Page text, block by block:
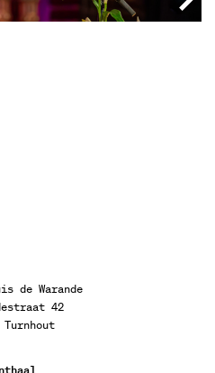
de Warande
42
Turnhout